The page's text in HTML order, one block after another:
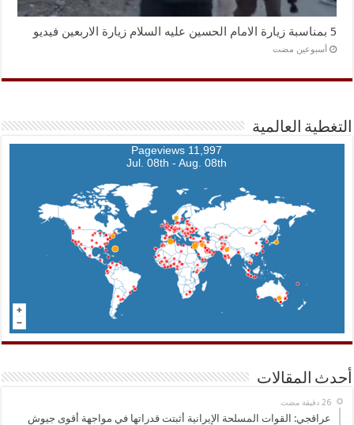
5 بمناسبة زيارة الامام الحسين عليه السلام زيارة الاربعين فيديو
‏أسبوعين مضت
التغطية العالمية
11,997 Pageviews
Jul. 08th - Aug. 08th
أحدث المقالات
‏26 دقيقة مضت
عراقجي: القوات المسلحة الإيرانية أثبتت قدراتها في مواجهة أقوى جيوش